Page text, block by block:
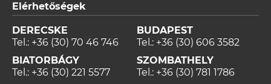
Elérhetőségek
DERECSKE
Tel.: +36 (30) 70 46 746
BIATORBÁGY
Tel.: +36 (30) 221 5577
BUDAPEST
Tel.: +36 (30) 606 3582
SZOMBATHELY
Tel.: +36 (30) 781 1786